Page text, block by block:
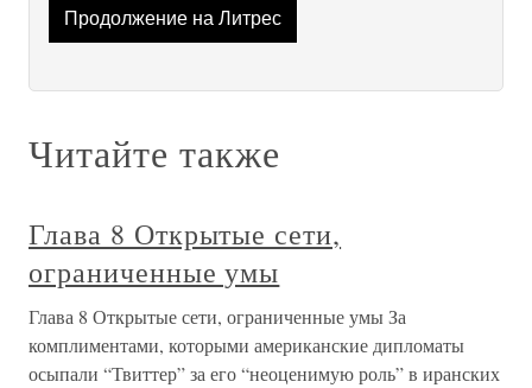
Продолжение на Литрес
Читайте также
Глава 8 Открытые сети,
ограниченные умы
Глава 8 Открытые сети, ограниченные умы За
комплиментами, которыми американские дипломаты
осыпали “Твиттер” за его “неоценимую роль” в иранских